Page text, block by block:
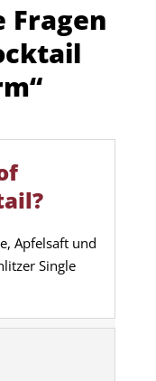
Fragen
Apfelsaft und
Single